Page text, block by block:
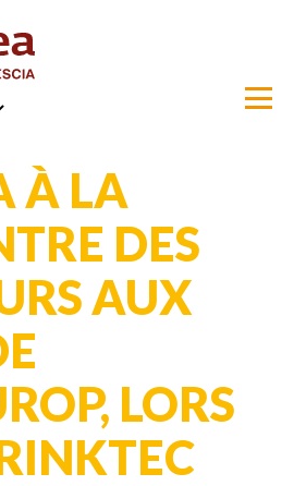
À LA
DES
AUX
LORS